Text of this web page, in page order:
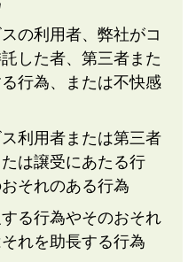
の利用者、弊社がコ
した者、第三者また
行為、または不快感
ス利用者または第三者
は譲受にあたる行
それのある行為
する行為やそのおそれ
れを助長する行為